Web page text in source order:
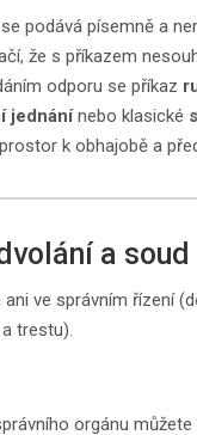
podává písemně a
že s příkazem
odporu se příkaz
jednánínebo klasické
k obhajobě a
a soud
ani ve správním řízení
trestu).
orgánu můžete